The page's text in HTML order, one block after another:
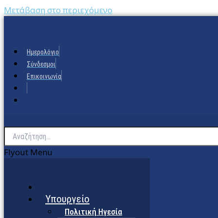
Μετάβαση στο περιεχόμενο
Ημερολόγιο
Σύνδεσμοι
Επικοινωνία
Flyout Menu
Υπουργείο
Πολιτική Ηγεσία